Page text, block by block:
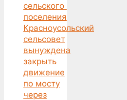
сельского
поселения
Красноусольский
сельсовет
вынуждена
закрыть
движение
по мосту
через